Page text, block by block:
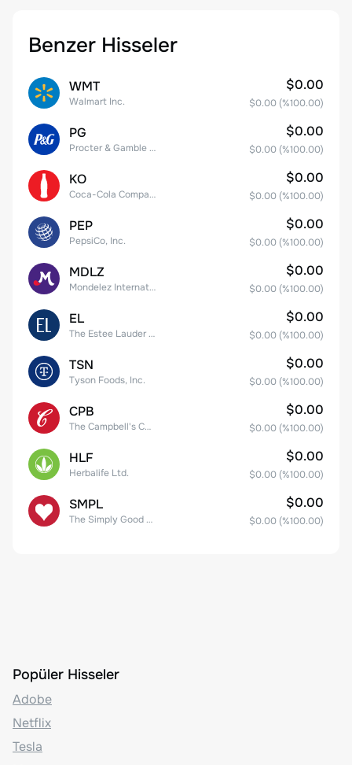
Benzer Hisseler
WMT
Walmart Inc.
$0.00
$0.00 (%100.00)
PG
Procter & Gamble Company
$0.00
$0.00 (%100.00)
KO
Coca-Cola Company
$0.00
$0.00 (%100.00)
PEP
PepsiCo, Inc.
$0.00
$0.00 (%100.00)
MDLZ
Mondelez International, Inc. Class A
$0.00
$0.00 (%100.00)
EL
The Estee Lauder Companies Inc. Class A
$0.00
$0.00 (%100.00)
TSN
Tyson Foods, Inc.
$0.00
$0.00 (%100.00)
CPB
The Campbell's Company Common Stock
$0.00
$0.00 (%100.00)
HLF
Herbalife Ltd.
$0.00
$0.00 (%100.00)
SMPL
The Simply Good Foods Company Common Stock
$0.00
$0.00 (%100.00)
Popüler Hisseler
Adobe
Netflix
Tesla